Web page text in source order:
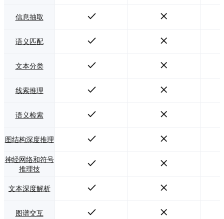
信息抽取
语义匹配
文本分类
线索推理
语义检索
图结构深度推理
神经网络和符号
推理技
文本深度解析
图谱交互